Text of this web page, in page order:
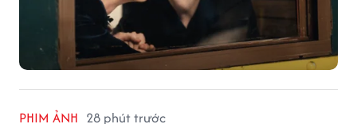
PHIM ẢNH 28 phút trước